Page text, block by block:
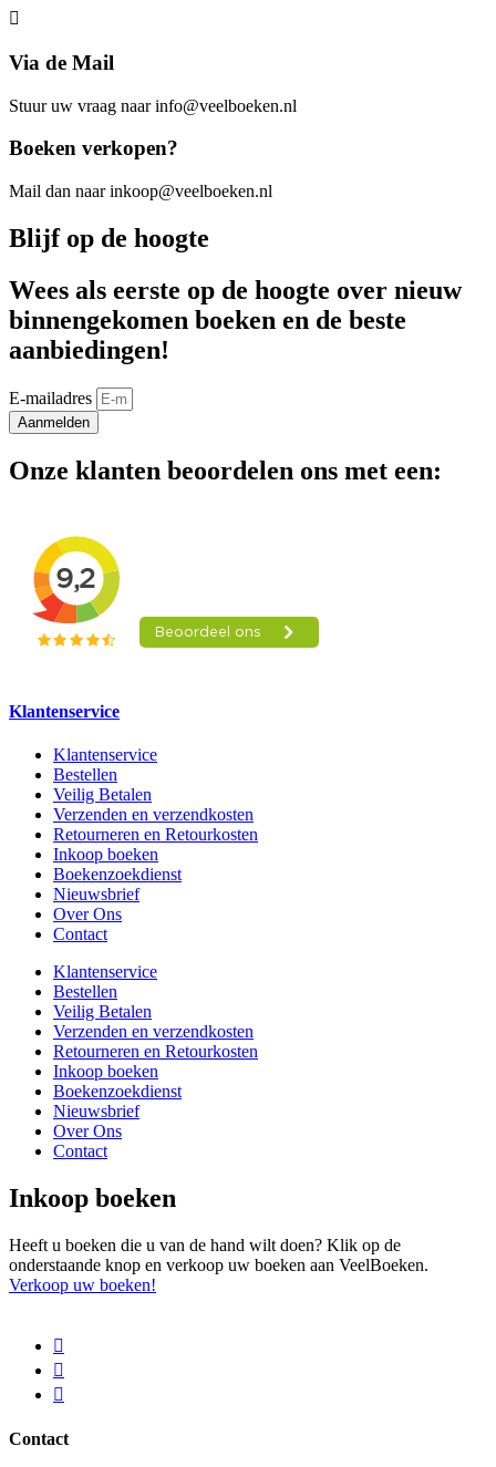
Via de Mail
Stuur uw vraag naar info@veelboeken.nl
Boeken verkopen?
Mail dan naar inkoop@veelboeken.nl
Blijf op de hoogte
Wees als eerste op de hoogte over nieuw
binnengekomen boeken en de beste
aanbiedingen!
E-mailadres
Aanmelden
Onze klanten beoordelen ons met een:
Klantenservice
Klantenservice
Bestellen
Veilig Betalen
Verzenden en verzendkosten
Retourneren en Retourkosten
Inkoop boeken
Boekenzoekdienst
Nieuwsbrief
Over Ons
Contact
Klantenservice
Bestellen
Veilig Betalen
Verzenden en verzendkosten
Retourneren en Retourkosten
Inkoop boeken
Boekenzoekdienst
Nieuwsbrief
Over Ons
Contact
Inkoop boeken
Heeft u boeken die u van de hand wilt doen? Klik op de
onderstaande knop en verkoop uw boeken aan VeelBoeken.
Verkoop uw boeken!
Contact